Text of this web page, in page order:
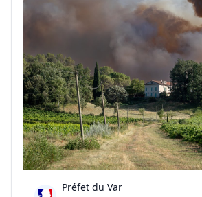
puffs » interdites à la vente ; ▪️ du ta...
Préfet du Var